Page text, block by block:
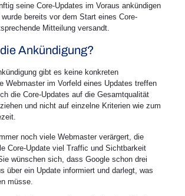
seine Core-Updates im Voraus ankündigen
bereits vor dem Start eines Core-
Mitteilung versandt.
Ankündigung?
gibt es keine konkreten
Webmaster im Vorfeld eines Updates treffen
die Core-Updates auf die Gesamtqualität
und nicht auf einzelne Kriterien wie zum
noch viele Webmaster verärgert, die
Core-Update viel Traffic und Sichtbarkeit
wünschen sich, dass Google schon drei
über ein Update informiert und darlegt, was
müsse.